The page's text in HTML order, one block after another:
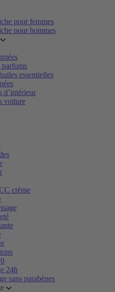
pour femmes
pour hommes
essentielles
d’intérieur
voiture
crème
24h
sans parabènes